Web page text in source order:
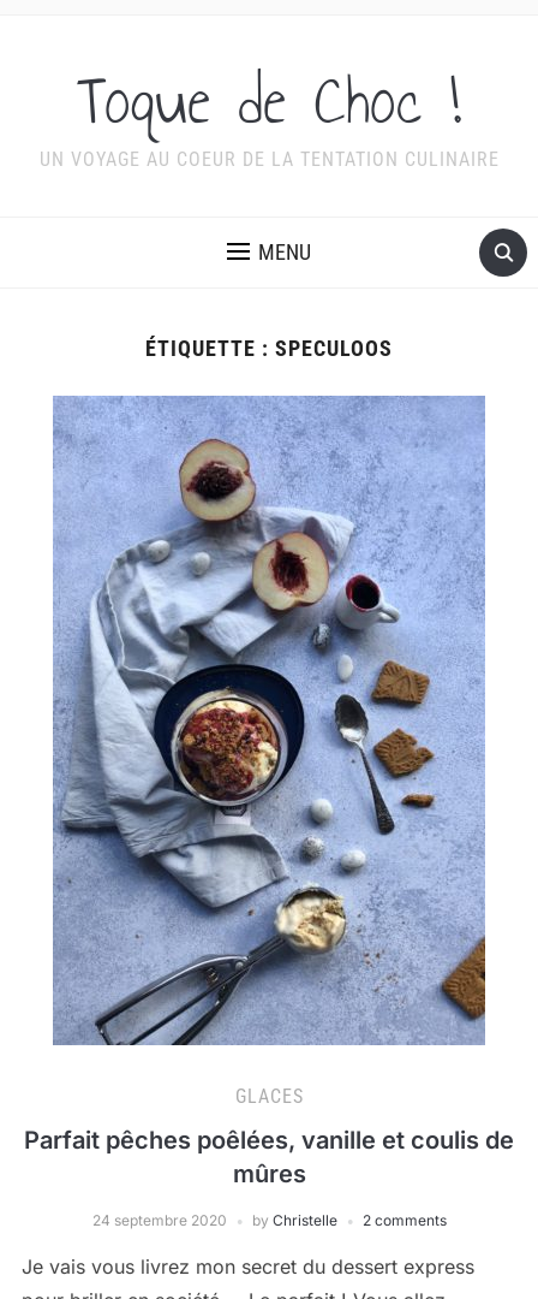
Toque de Choc !
UN VOYAGE AU COEUR DE LA TENTATION CULINAIRE
MENU
ÉTIQUETTE : SPECULOOS
GLACES
Parfait pêches poêlées, vanille et coulis de
mûres
24 septembre 2020 by Christelle 2 comments
Je vais vous livrez mon secret du dessert express